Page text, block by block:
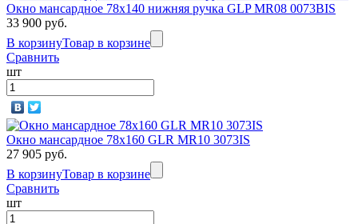
Окно мансардное 78x140 нижняя ручка GLP MR08 0073BIS
33 900 руб.
В корзинуТовар в корзине
Сравнить
шт
Окно мансардное 78x160 GLR MR10 3073IS
27 905 руб.
В корзинуТовар в корзине
Сравнить
шт